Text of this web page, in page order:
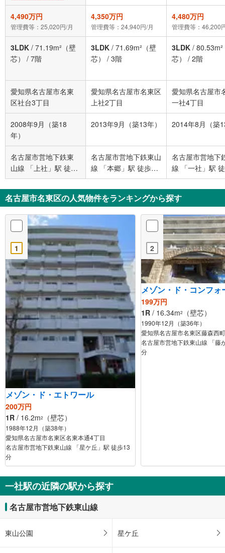
4,490万円
管理費等：25,020円/月
4,350万円
管理費等：24,940円/月
4,480万円
管理費等：46,200
3LDK / 71.19m²（壁
芯）
/ 7階
3LDK / 71.69m²（壁
芯）
/ 3階
3LDK /
芯）
/ 2階
愛知県名古屋市名東
区社台3丁目
愛知県名古屋市名東区
上社2丁目
愛知県名古屋市
一社4丁目
2008年9月（築18
年）
2013年9月（築13年） 2014年8月（築
名古屋市営地下鉄東
山線 「上社」駅 徒歩
7分
名古屋市営地下鉄東山
線 「本郷」駅 徒歩6
分
名古屋市営地下
線 「一社」駅
分
名古屋市名東区の人気物件をランキングから探す
1
メゾン・ド・エトワール
200万円
1R / 16.2m2 （壁芯）
1988年12月（築38年）
愛知県名古屋市名東区名東本通4丁目
名古屋市営地下鉄東山線 「星ケ丘」駅 徒歩13
分
2
メゾン・ド・コンフォ
199万円
1R / 16.34m2 （壁芯）
1990年12月（築36年）
愛知県名古屋市名東区藤森西町
名古屋市営地下鉄東山線 「藤
分
一社駅の近隣の駅から探す
名古屋市営地下鉄東山線
東山公園 星ケ丘